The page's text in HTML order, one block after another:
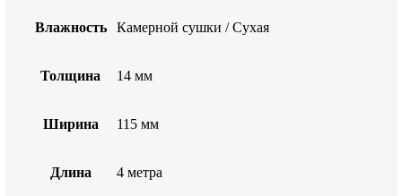
Влажность Камерной сушки / Сухая
Толщина 14 мм
Ширина 115 мм
Длина 4 метра